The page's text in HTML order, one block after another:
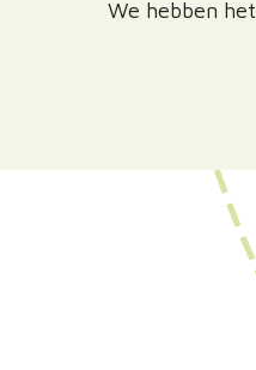
We hebben het